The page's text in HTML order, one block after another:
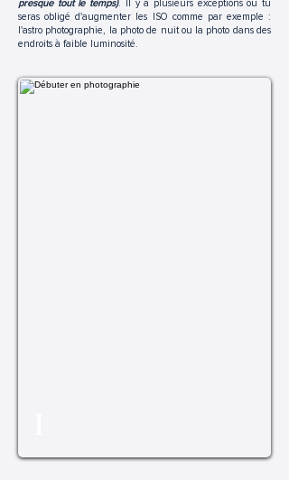
presque tout le temps). Il y a plusieurs exceptions où tu
seras obligé d'augmenter les ISO comme par exemple :
l'astro photographie, la photo de nuit ou la photo dans des
endroits à faible luminosité.